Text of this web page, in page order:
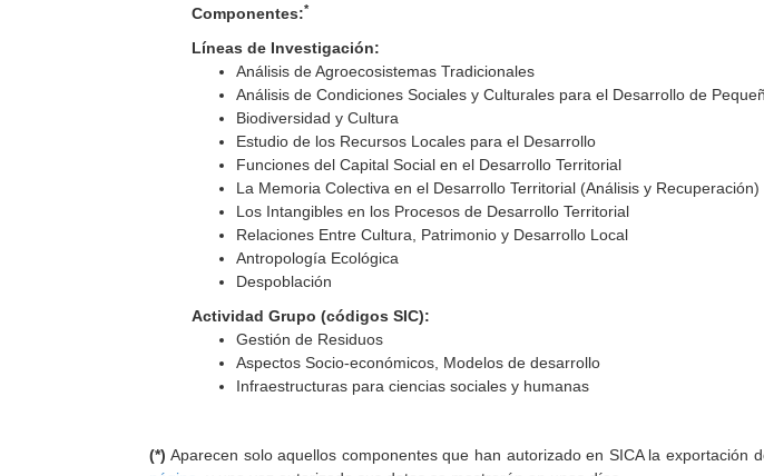
Componentes:*
Líneas de Investigación:
Análisis de Agroecosistemas Tradicionales
Análisis de Condiciones Sociales y Culturales para el Desarrollo de
Biodiversidad y Cultura
Estudio de los Recursos Locales para el Desarrollo
Funciones del Capital Social en el Desarrollo Territorial
La Memoria Colectiva en el Desarrollo Territorial (Análisis y Recuperación)
Los Intangibles en los Procesos de Desarrollo Territorial
Relaciones Entre Cultura, Patrimonio y Desarrollo Local
Antropología Ecológica
Despoblación
Actividad Grupo (códigos SIC):
Gestión de Residuos
Aspectos Socio-económicos, Modelos de desarrollo
Infraestructuras para ciencias sociales y humanas
(*) Aparecen solo aquellos componentes que han autorizado en SICA la